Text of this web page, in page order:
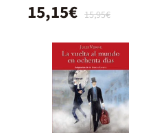
15,95€
15,15€